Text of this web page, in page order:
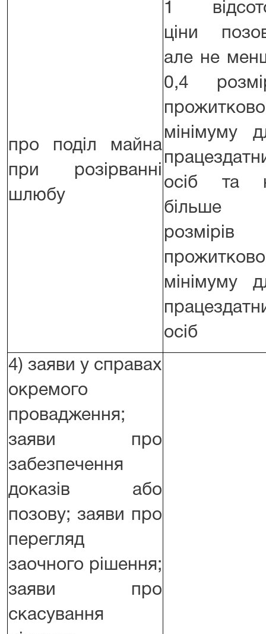
про поділ майна
при розірванні
шлюбу
1
ціни
але не
0,4
мінімуму
осіб та
більше
розмірів
мінімуму
осіб
4) заяви у справах
окремого
провадження;
заяви про
забезпечення
доказів або
позову; заяви про
перегляд
заочного рішення;
заяви про
скасування